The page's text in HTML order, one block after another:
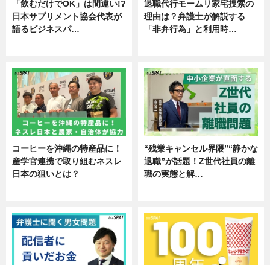
「飲むだけでOK」は間違い!?
日本サプリメント協会代表が
語るビジネスパ…
退職代行モームリ家宅捜索の
理由は？弁護士が解説する
「非弁行為」と利用時…
コーヒーを沖縄の特産品に！
産学官連携で取り組むネスレ
日本の狙いとは？
“残業キャンセル界隈”“静かな
退職”が話題！Z世代社員の離
職の実態と解…